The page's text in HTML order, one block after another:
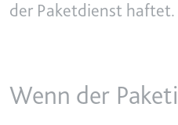
der Paketdienst haftet.
Wenn der